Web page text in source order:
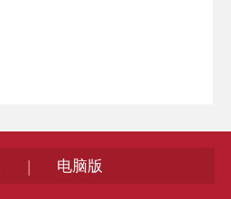
| 电脑版